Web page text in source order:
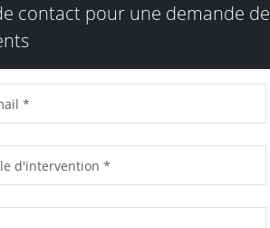
contact pour une demande de